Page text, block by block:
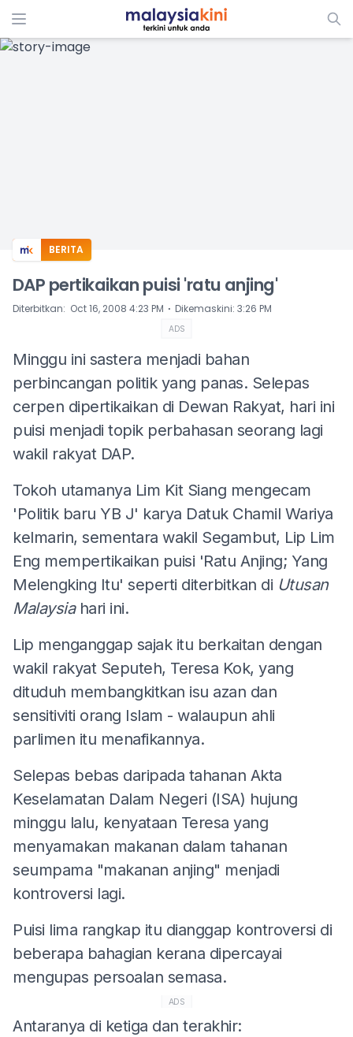
ADS
BERITA
DAP pertikaikan puisi 'ratu anjing'
Diterbitkan: Oct 16, 2008 4:23 PM ⋅ Dikemaskini: 3:26 PM
ADS
Minggu ini sastera menjadi bahan
perbincangan politik yang panas. Selepas
cerpen dipertikaikan di Dewan Rakyat, hari ini
puisi menjadi topik perbahasan seorang lagi
wakil rakyat DAP.
Tokoh utamanya Lim Kit Siang mengecam
'Politik baru YB J' karya Datuk Chamil Wariya
kelmarin, sementara wakil Segambut, Lip Lim
Eng mempertikaikan puisi 'Ratu Anjing; Yang
Melengking Itu' seperti diterbitkan di Utusan
Malaysia hari ini.
Lip menganggap sajak itu berkaitan dengan
wakil rakyat Seputeh, Teresa Kok, yang
dituduh membangkitkan isu azan dan
sensitiviti orang Islam - walaupun ahli
parlimen itu menafikannya.
Selepas bebas daripada tahanan Akta
Keselamatan Dalam Negeri (ISA) hujung
minggu lalu, kenyataan Teresa yang
menyamakan makanan dalam tahanan
seumpama "makanan anjing" menjadi
kontroversi lagi.
Puisi lima rangkap itu dianggap kontroversi di
beberapa bahagian kerana dipercayai
mengupas persoalan semasa.
ADS
Antaranya di ketiga dan terakhir: